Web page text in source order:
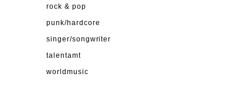
rock & pop
punk/hardcore
singer/songwriter
talentamt
worldmusic